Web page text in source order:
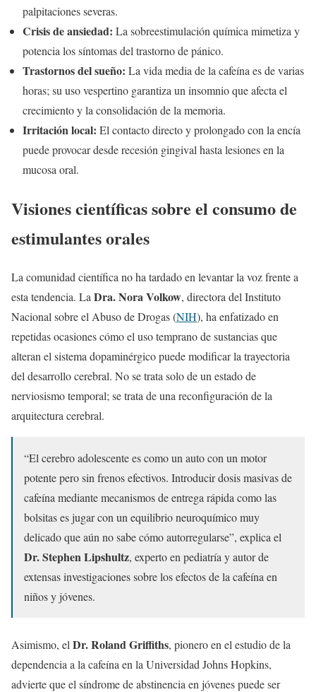
palpitaciones severas.
Crisis de ansiedad: La sobreestimulación química mimetiza y
potencia los síntomas del trastorno de pánico.
Trastornos del sueño: La vida media de la cafeína es de varias
horas; su uso vespertino garantiza un insomnio que afecta el
crecimiento y la consolidación de la memoria.
Irritación local: El contacto directo y prolongado con la encía
puede provocar desde recesión gingival hasta lesiones en la
mucosa oral.
Visiones científicas sobre el consumo de
estimulantes orales
La comunidad científica no ha tardado en levantar la voz frente a
esta tendencia. La Dra. Nora Volkow, directora del Instituto
Nacional sobre el Abuso de Drogas (NIH), ha enfatizado en
repetidas ocasiones cómo el uso temprano de sustancias que
alteran el sistema dopaminérgico puede modificar la trayectoria
del desarrollo cerebral. No se trata solo de un estado de
nerviosismo temporal; se trata de una reconfiguración de la
arquitectura cerebral.
“El cerebro adolescente es como un auto con un motor
potente pero sin frenos efectivos. Introducir dosis masivas de
cafeína mediante mecanismos de entrega rápida como las
bolsitas es jugar con un equilibrio neuroquímico muy
delicado que aún no sabe cómo autorregularse”, explica el
Dr. Stephen Lipshultz, experto en pediatría y autor de
extensas investigaciones sobre los efectos de la cafeína en
niños y jóvenes.
Asimismo, el Dr. Roland Griffiths, pionero en el estudio de la
dependencia a la cafeína en la Universidad Johns Hopkins,
advierte que el síndrome de abstinencia en jóvenes puede ser